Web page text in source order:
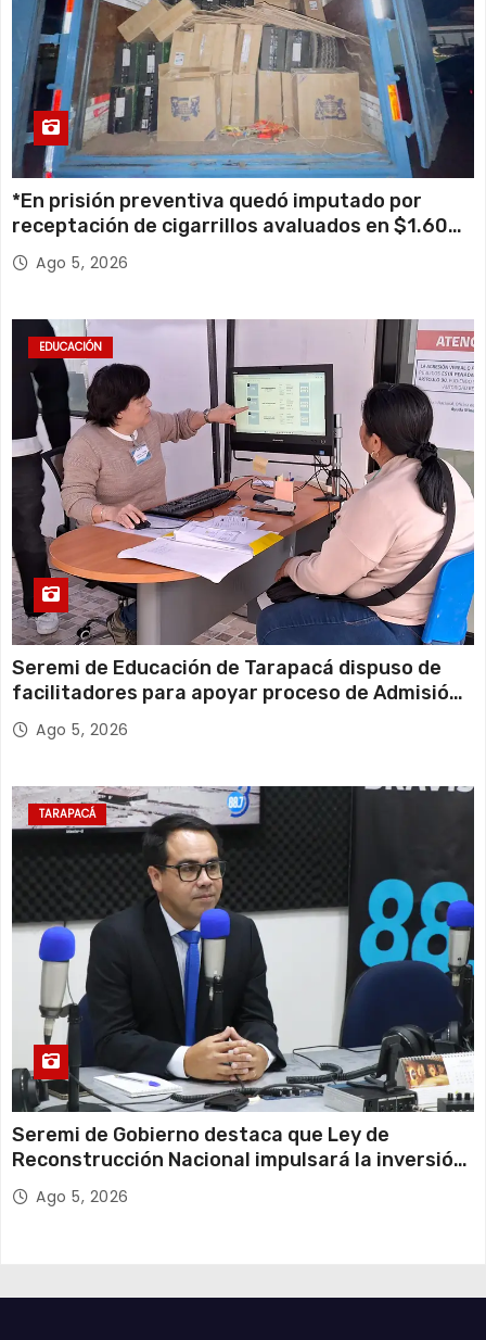
*En prisión preventiva quedó imputado por
receptación de cigarrillos avaluados en $1.600
millones*
Ago 5, 2026
EDUCACIÓN
Seremi de Educación de Tarapacá dispuso de
facilitadores para apoyar proceso de Admisión
Escolar 2027
Ago 5, 2026
TARAPACÁ
Seremi de Gobierno destaca que Ley de
Reconstrucción Nacional impulsará la inversión
y el empleo en Tarapacá
Ago 5, 2026